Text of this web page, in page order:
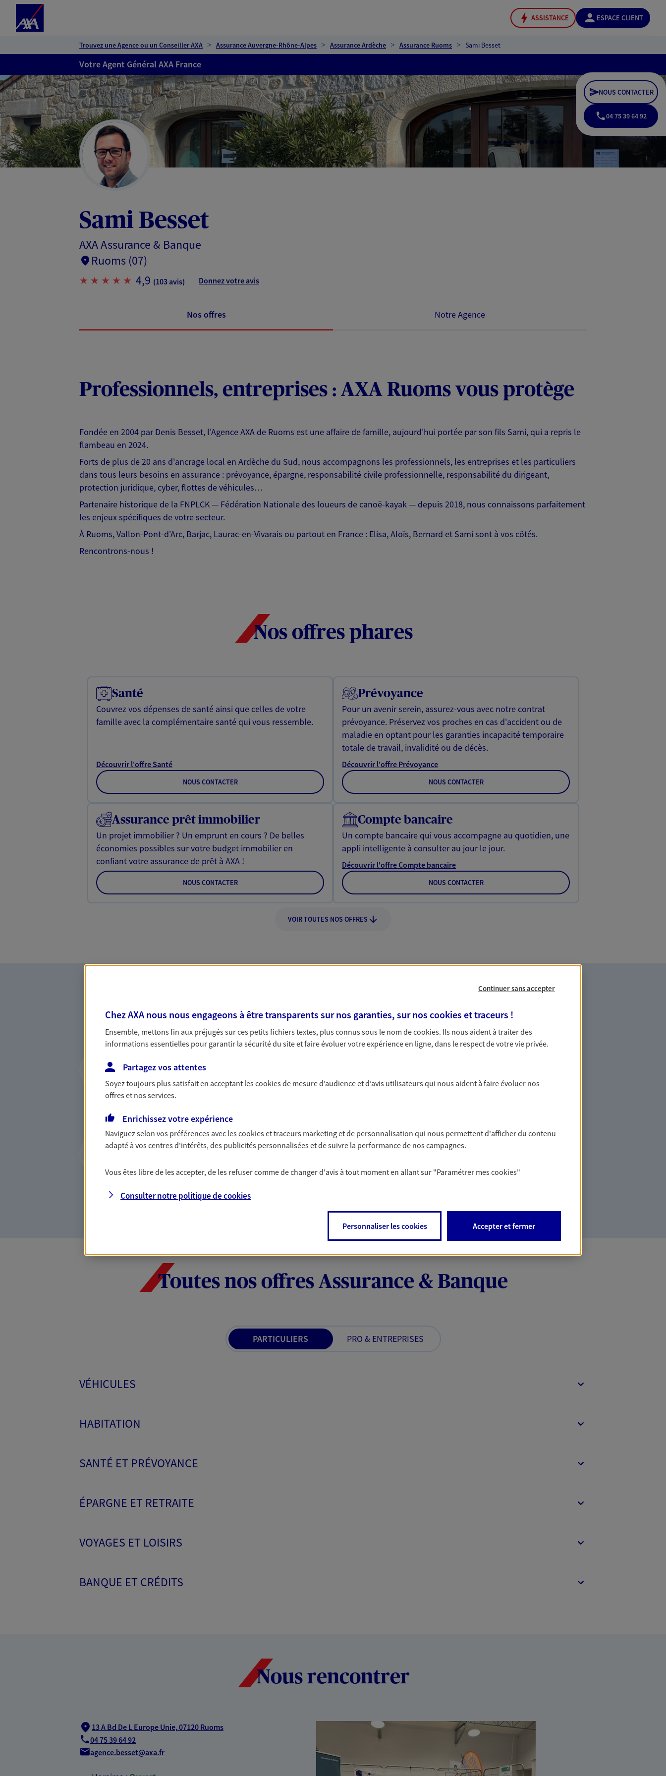
ASSISTANCE ESPACE CLIENT
Trouvez une Agence ou un Conseiller AXA Assurance Auvergne-Rhône-Alpes Assurance Ardèche Assurance Ruoms Sami Besset
Votre Agent Général AXA France
Sami Besset
AXA Assurance & Banque
Ruoms (07)
4,9 (103 avis) Donnez votre avis
NOUS CONTACTER
04 75 39 64 92
Nos offres Notre Agence
Professionnels, entreprises : AXA Ruoms vous protège
Fondée en 2004 par Denis Besset, l'Agence AXA de Ruoms est une affaire de famille, aujourd'hui portée par son fils Sami, qui a repris le
flambeau en 2024.
Forts de plus de 20 ans d'ancrage local en Ardèche du Sud, nous accompagnons les professionnels, les entreprises et les particuliers
dans tous leurs besoins en assurance : prévoyance, épargne, responsabilité civile professionnelle, responsabilité du dirigeant,
protection juridique, cyber, flottes de véhicules…
Partenaire historique de la FNPLCK — Fédération Nationale des loueurs de canoë-kayak — depuis 2018, nous connaissons parfaitement
les enjeux spécifiques de votre secteur.
À Ruoms, Vallon-Pont-d'Arc, Barjac, Laurac-en-Vivarais ou partout en France : Elisa, Aloïs, Bernard et Sami sont à vos côtés.
Rencontrons-nous !
Nos offres phares
Santé
Couvrez vos dépenses de santé ainsi que celles de votre
famille avec la complémentaire santé qui vous ressemble.
Découvrir l'offre Santé
NOUS CONTACTER
Prévoyance
Pour un avenir serein, assurez-vous avec notre contrat
prévoyance. Préservez vos proches en cas d'accident ou de
maladie en optant pour les garanties incapacité temporaire
totale de travail, invalidité ou de décès.
Découvrir l'offre Prévoyance
NOUS CONTACTER
Assurance prêt immobilier
Un projet immobilier ? Un emprunt en cours ? De belles
économies possibles sur votre budget immobilier en
confiant votre assurance de prêt à AXA !
NOUS CONTACTER
Compte bancaire
Un compte bancaire qui vous accompagne au quotidien, une
appli intelligente à consulter au jour le jour.
Découvrir l'offre Compte bancaire
NOUS CONTACTER
VOIR TOUTES NOS OFFRES
Nos expertises
confiance
Vous accompagner dans vos projets de vie tout au long de
la confiance et la proximité. C'est en apprenant à vous
connaître que nous proposons de meilleures solutions.
de moments de vie qui nécessitent des solutions
Etre proche de vous, tout simplement
cela change tout. Une relation de proximité est toujours une
Protéger votre vie professionnelle et
Nous construisons des solutions en cohérence avec vos
Toutes nos offres Assurance & Banque
PARTICULIERS PRO & ENTREPRISES
VÉHICULES
HABITATION
SANTÉ ET PRÉVOYANCE
ÉPARGNE ET RETRAITE
VOYAGES ET LOISIRS
BANQUE ET CRÉDITS
Nous rencontrer
13 A Bd De L Europe Unie,07120 Ruoms
04 75 39 64 92
agence.besset@axa.fr
Continuer sans accepter
Chez AXA nous nous engageons à être transparents sur nos garanties, sur nos cookies et traceurs !
Ensemble, mettons fin aux préjugés sur ces petits fichiers textes, plus connus sous le nom decookies. Ils nous aident à traiter des
informations essentielles pour garantir la sécurité du site et faire évoluer votre expérience en ligne, dans le respect de votre vie privée.
Partagez vos attentes
Soyez toujours plus satisfait en acceptant lescookiesde mesure d’audience et d’avis utilisateurs qui nous aident à faire évoluer nos
offres et nos services.
Enrichissez votre expérience
Naviguez selon vos préférences avec lescookies et traceurs marketing et de personnalisation qui nous permettent d'afficher du contenu
adapté à vos centres d'intérêts, des publicités personnalisées et de suivre la performance de nos campagnes.
Vous êtes libre de les accepter, de les refuser comme de changer d'avis à tout moment en allant sur "Paramétrer mescookies"
Consulter notre politique decookies
Personnaliser les cookies Accepter et fermer